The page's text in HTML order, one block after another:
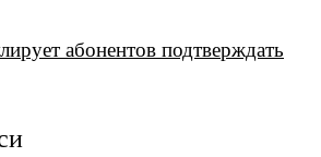
абонентов подтверждать